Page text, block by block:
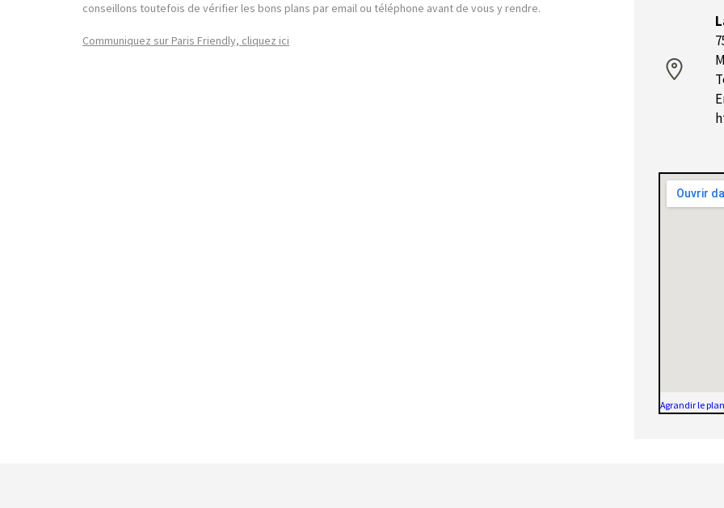
conseillons toutefois de vérifier les bons plans par email ou téléphone avant de vous y rendre.
Communiquez sur Paris Friendly, cliquez ici
Agrandir le plan